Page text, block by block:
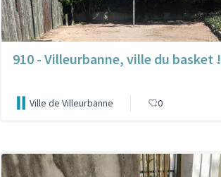
910 - Villeurbanne, ville du basket !
Ville de Villeurbanne 0